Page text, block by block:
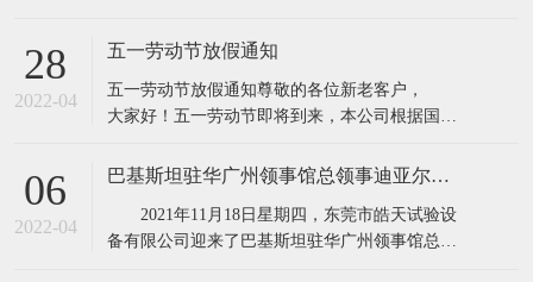
所具有的缺点,保证产品质量。高低温实验箱主要
产品、道路运输、电力能源原材料、航天航空、
诊疗化工厂、塑料橡料等及有关产品之耐高温，
28
2022-04
五一劳动节放假通知
五一劳动节放假通知​​尊敬的各位新老客户，
大家好！五一劳动节即将到来，本公司根据国务
动节假期安排通知如下：1、4月30日至5月4日
调休上班。节假日期间,各位新老客
06
2022-04
巴基斯坦驻华广州领事馆总领事迪亚尔汗先生和商务参赞穆罕默德·艾凡先生一行莅临东莞市皓天试验设备有限公司参观交流指导
2021年11月18日星期四，东莞市皓天试验设
备有限公司迎来了巴基斯坦驻华广州领事馆总领